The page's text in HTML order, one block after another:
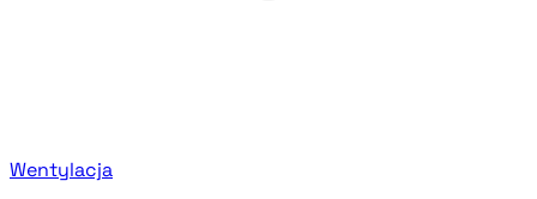
Wentylacja